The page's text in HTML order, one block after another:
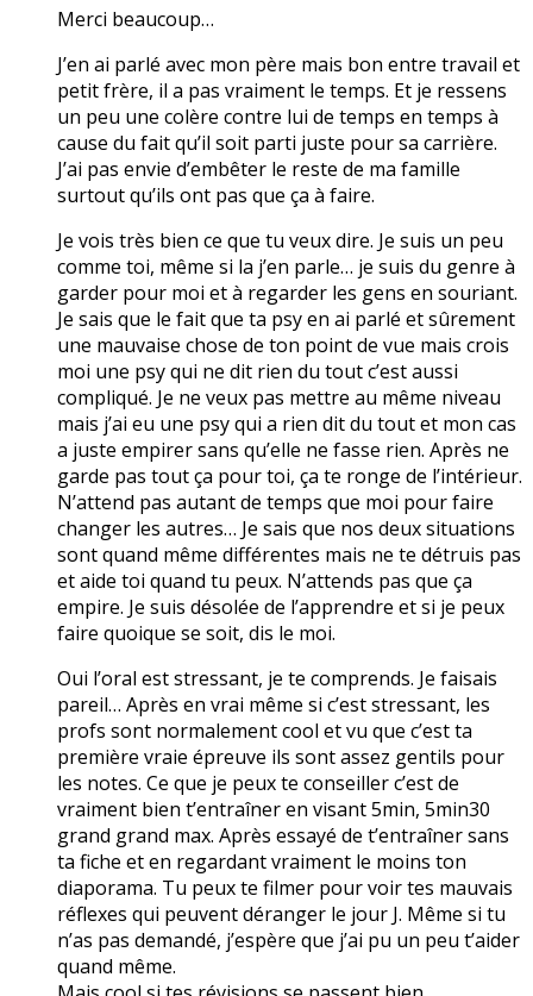
Merci beaucoup…
J’en ai parlé avec mon père mais bon entre travail et
petit frère, il a pas vraiment le temps. Et je ressens
un peu une colère contre lui de temps en temps à
cause du fait qu’il soit parti juste pour sa carrière.
J’ai pas envie d’embêter le reste de ma famille
surtout qu’ils ont pas que ça à faire.
Je vois très bien ce que tu veux dire. Je suis un peu
comme toi, même si la j’en parle… je suis du genre à
garder pour moi et à regarder les gens en souriant.
Je sais que le fait que ta psy en ai parlé et sûrement
une mauvaise chose de ton point de vue mais crois
moi une psy qui ne dit rien du tout c’est aussi
compliqué. Je ne veux pas mettre au même niveau
mais j’ai eu une psy qui a rien dit du tout et mon cas
a juste empirer sans qu’elle ne fasse rien. Après ne
garde pas tout ça pour toi, ça te ronge de l’intérieur.
N’attend pas autant de temps que moi pour faire
changer les autres… Je sais que nos deux situations
sont quand même différentes mais ne te détruis pas
et aide toi quand tu peux. N’attends pas que ça
empire. Je suis désolée de l’apprendre et si je peux
faire quoique se soit, dis le moi.
Oui l’oral est stressant, je te comprends. Je faisais
pareil… Après en vrai même si c’est stressant, les
profs sont normalement cool et vu que c’est ta
première vraie épreuve ils sont assez gentils pour
les notes. Ce que je peux te conseiller c’est de
vraiment bien t’entraîner en visant 5min, 5min30
grand grand max. Après essayé de t’entraîner sans
ta fiche et en regardant vraiment le moins ton
diaporama. Tu peux te filmer pour voir tes mauvais
réflexes qui peuvent déranger le jour J. Même si tu
n’as pas demandé, j’espère que j’ai pu un peu t’aider
quand même.